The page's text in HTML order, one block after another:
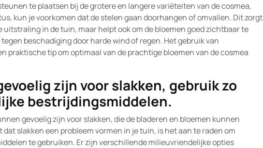
te plaatsen bij de grotere en langere variëteiten van de cosmea,
kun je voorkomen dat de stelen gaan doorhangen of omvallen. Dit zorgt
uitstraling in de tuin, maar helpt ook om de bloemen goed zichtbaar te
beschadiging door harde wind of regen. Het gebruik van
praktische tip om optimaal van de prachtige bloemen van de cosmea
zijn voor slakken, gebruik zo
bestrijdingsmiddelen.
gevoelig zijn voor slakken, die de bladeren en bloemen kunnen
dat slakken een probleem vormen in je tuin, is het aan te raden om
te gebruiken. Er zijn verschillende milieuvriendelijke opties